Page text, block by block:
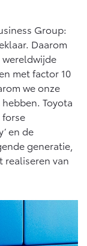
(excl. BTW)
Group:
Daarom
met factor 10
we onze
Toyota
en de
generatie,
realiseren van